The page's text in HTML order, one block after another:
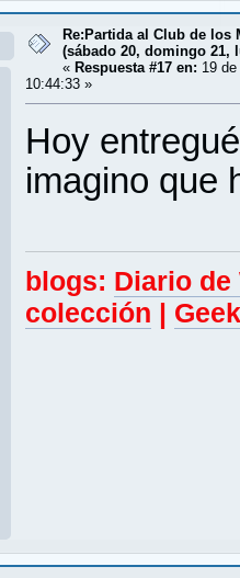
Re:Partida al Club de los
(sábado 20, domingo 21,
« Respuesta #17 en: 19
10:44:33 »
Hoy
imagino que
blogs: Diario
colección